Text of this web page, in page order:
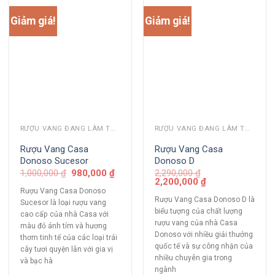
Giảm giá!
Rượu Vang Casa
Donoso Sucesor
1,000,000₫ 980,000₫
Rượu Vang Casa Donoso
Sucesor là loại rượu vang
cao cấp của nhà Casa với
màu đỏ ánh tím và hương
thơm tinh tế của các loại trái
cây tươi quyện lẫn với gia vị
và bạc hà
Giảm giá!
Rượu Vang Casa
Donoso D
2,290,000₫
2,200,000₫
Rượu Vang Casa Donoso D là
biểu tượng của chất lượng
rượu vang của nhà Casa
Donoso với nhiều giải thưởng
quốc tế và sự công nhận của
nhiều chuyên gia trong
ngành